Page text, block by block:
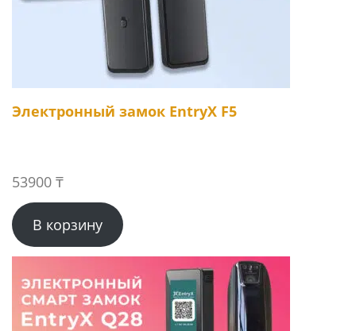
Электронный замок EntryX F5
53900 ₸
В корзину